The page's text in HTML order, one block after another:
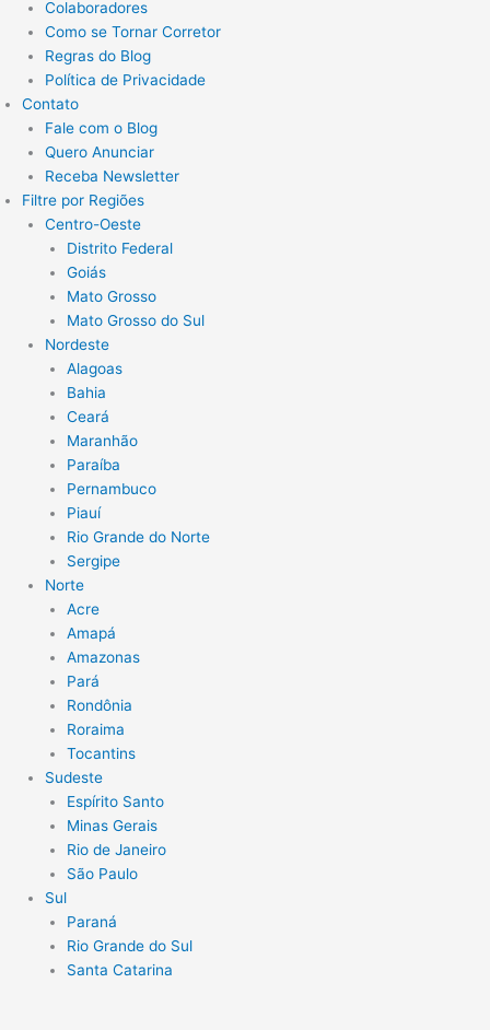
Colaboradores
Como se Tornar Corretor
Regras do Blog
Política de Privacidade
Contato
Fale com o Blog
Quero Anunciar
Receba Newsletter
Filtre por Regiões
Centro-Oeste
Distrito Federal
Goiás
Mato Grosso
Mato Grosso do Sul
Nordeste
Alagoas
Bahia
Ceará
Maranhão
Paraíba
Pernambuco
Piauí
Rio Grande do Norte
Sergipe
Norte
Acre
Amapá
Amazonas
Pará
Rondônia
Roraima
Tocantins
Sudeste
Espírito Santo
Minas Gerais
Rio de Janeiro
São Paulo
Sul
Paraná
Rio Grande do Sul
Santa Catarina